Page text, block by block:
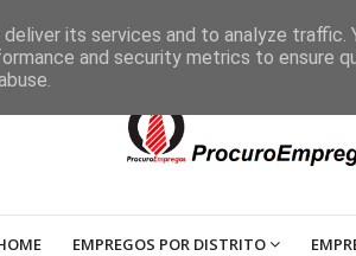
EMPREGOS POR DISTRITO
its services and to analyze traffic.
and security metrics to ensure